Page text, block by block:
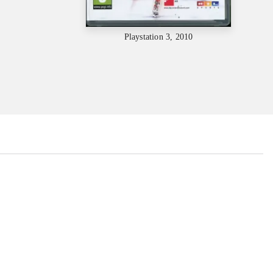
Playstation 3, 2010